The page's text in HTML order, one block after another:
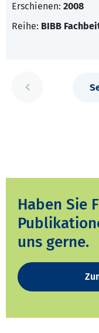
Erschienen: 2008
Reihe: BIBB
Haben Sie
uns gerne.